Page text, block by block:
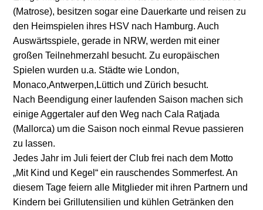
(Matrose), besitzen sogar eine Dauerkarte und reisen zu
den Heimspielen ihres HSV nach Hamburg. Auch
Auswärtsspiele, gerade in NRW, werden mit einer
großen Teilnehmerzahl besucht. Zu europäischen
Spielen wurden u.a. Städte wie London,
Monaco,Antwerpen,Lüttich und Zürich besucht.
Nach Beendigung einer laufenden Saison machen sich
einige Aggertaler auf den Weg nach Cala Ratjada
(Mallorca) um die Saison noch einmal Revue passieren
zu lassen.
Jedes Jahr im Juli feiert der Club frei nach dem Motto
„Mit Kind und Kegel“ ein rauschendes Sommerfest. An
diesem Tage feiern alle Mitglieder mit ihren Partnern und
Kindern bei Grillutensilien und kühlen Getränken den